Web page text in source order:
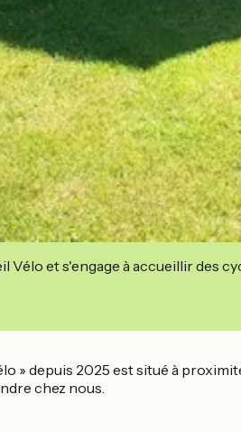
Vélo et s'engage à accueillir des
» depuis 2025 est situé à
chez nous.